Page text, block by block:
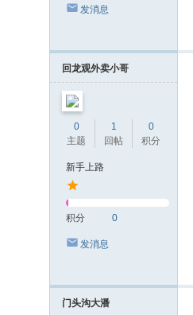
发消息
回龙观外卖小哥
0
主题
1
回帖
0
积分
新手上路
积分 0
发消息
门头沟大潘